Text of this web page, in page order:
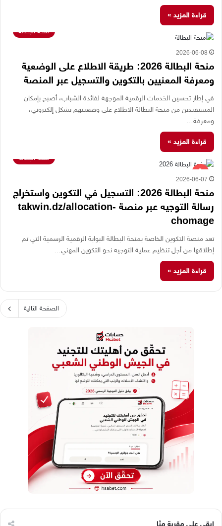
قراءة المزيد »
منحة البطالة
2026-06-08
منحة البطالة 2026: طريقة الاطلاع على الوضعية
ومعرفة المعنيين بالتكوين والتسجيل عبر المنصة
في إطار تحسين الخدمات الرقمية الموجهة لفائدة الشباب، أصبح بإمكان
المستفيدين من منحة البطالة الاطلاع على وضعيتهم بشكل إلكتروني،
ومعرفة…
قراءة المزيد »
منحة البطالة
2026-06-07
منحة البطالة 2026: التسجيل في التكوين واستخراج
رسالة التوجيه عبر منصة takwin.dz/allocation-
chomage
تعد منصة التكوين الخاصة بمنحة البطالة البوابة الرقمية الرسمية التي تم
إطلاقها من أجل تنظيم عملية التوجيه نحو التكوين المهني…
قراءة المزيد »
الصفحة التالية